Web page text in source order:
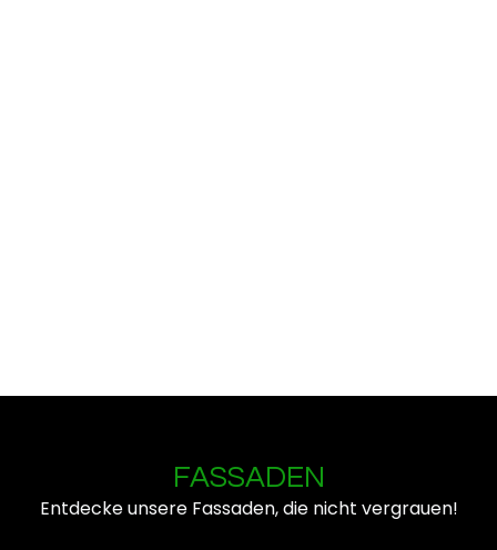
FASSADEN
Entdecke unsere Fassaden, die nicht vergrauen!